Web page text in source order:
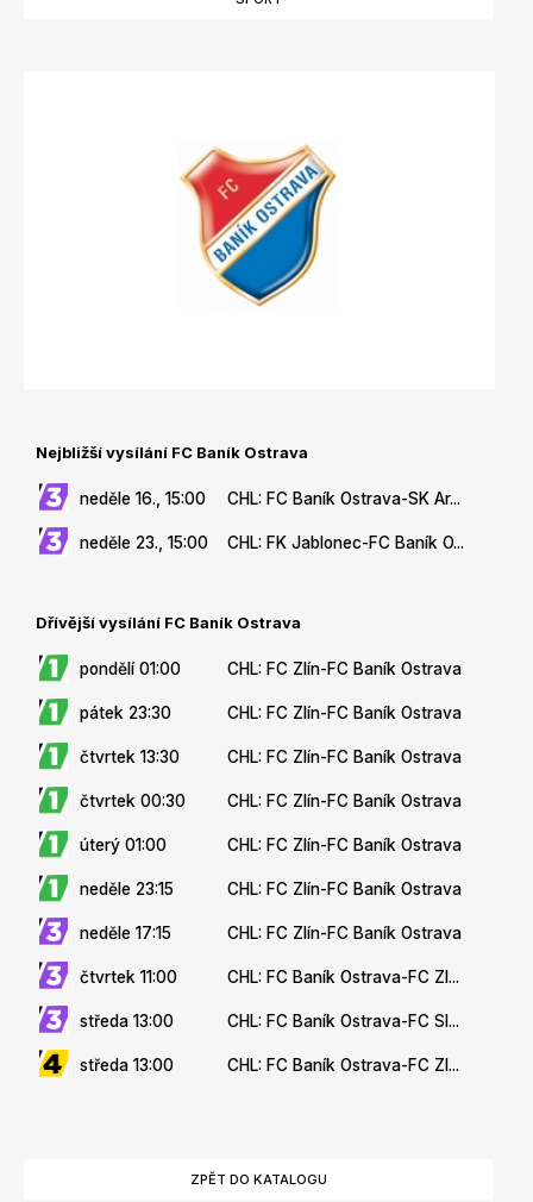
Nejbližší vysílání FC Baník Ostrava
neděle 16., 15:00 CHL: FC Baník Ostrava-SK Ar...
neděle 23., 15:00 CHL: FK Jablonec-FC Baník O...
Dřívější vysílání FC Baník Ostrava
pondělí 01:00 CHL: FC Zlín-FC Baník Ostrava
pátek 23:30 CHL: FC Zlín-FC Baník Ostrava
čtvrtek 13:30 CHL: FC Zlín-FC Baník Ostrava
čtvrtek 00:30 CHL: FC Zlín-FC Baník Ostrava
úterý 01:00 CHL: FC Zlín-FC Baník Ostrava
neděle 23:15 CHL: FC Zlín-FC Baník Ostrava
neděle 17:15 CHL: FC Zlín-FC Baník Ostrava
čtvrtek 11:00 CHL: FC Baník Ostrava-FC Zl...
středa 13:00 CHL: FC Baník Ostrava-FC SI...
středa 13:00 CHL: FC Baník Ostrava-FC Zl...
ZPĚT DO KATALOGU